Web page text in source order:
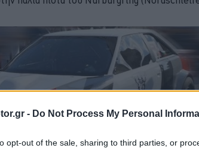
- Do Not Process My Personal
opt-out of the sale, sharing to third parties, or